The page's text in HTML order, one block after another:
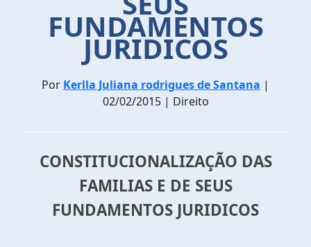
FUNDAMENTOS
JURIDICOS
Por Kerlla Juliana rodrigues de Santana |
02/02/2015 | Direito
CONSTITUCIONALIZAÇÃO DAS
FAMILIAS E DE SEUS
FUNDAMENTOS JURIDICOS